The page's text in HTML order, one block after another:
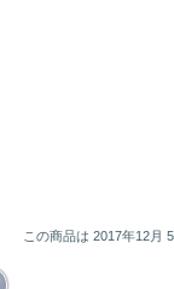
この商品は 2017年12月